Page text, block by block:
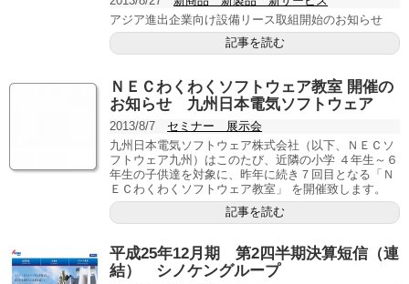
アジア進出企業向け設備リース取組開始のお知らせ
記事を読む
ＮＥＣわくわくソフトウェア教室 開催の
お知らせ 九州日本電気ソフトウェア
2013/8/7
セミナー 展示会
九州日本電気ソフトウェア株式会社（以下、ＮＥＣソ
フトウェア九州）はこのたび、近隣の小学 ４年生～６
年生の子供達を対象に、昨年に続き７回目となる「Ｎ
ＥＣわくわくソフトウェア教室」 を開催致します。
記事を読む
平成25年12月期 第2四半期決算短信（連
結） シノケングループ